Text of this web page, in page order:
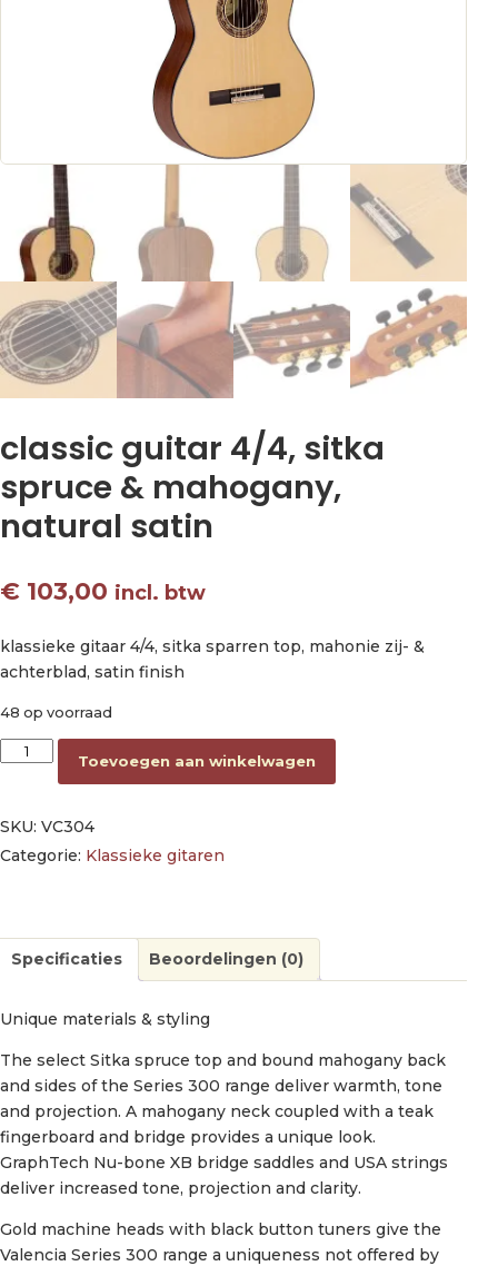
classic guitar 4/4, sitka
spruce & mahogany,
natural satin
€ 103,00 incl. btw
klassieke gitaar 4/4, sitka sparren top, mahonie zij- &
achterblad, satin finish
48 op voorraad
classic guitar 4/4, sitka spruce & mahogany, natural satin
Toevoegen aan winkelwagen
SKU: VC304
Categorie: Klassieke gitaren
Specificaties Beoordelingen (0)
Unique materials & styling
The select Sitka spruce top and bound mahogany back
and sides of the Series 300 range deliver warmth, tone
and projection. A mahogany neck coupled with a teak
fingerboard and bridge provides a unique look.
GraphTech Nu-bone XB bridge saddles and USA strings
deliver increased tone, projection and clarity.
Gold machine heads with black button tuners give the
Valencia Series 300 range a uniqueness not offered by